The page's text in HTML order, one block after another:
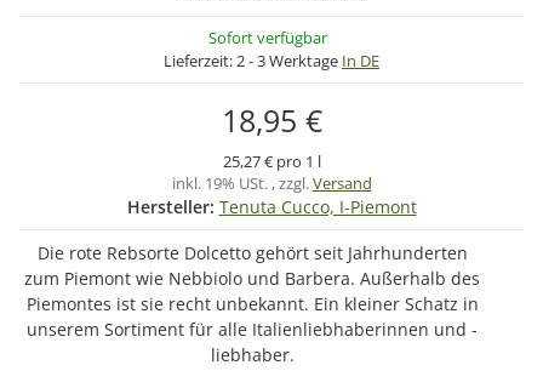
Sofort verfügbar
Lieferzeit:2 - 3 Werktage In DE
18,95 €
25,27 € pro 1 l
inkl. 19% USt. , zzgl.Versand
Hersteller: Tenuta Cucco, I-Piemont
Die rote Rebsorte Dolcetto gehört seit Jahrhunderten
zum Piemont wie Nebbiolo und Barbera. Außerhalb des
Piemontes ist sie recht unbekannt. Ein kleiner Schatz in
unserem Sortiment für alle Italienliebhaberinnen und -
liebhaber.